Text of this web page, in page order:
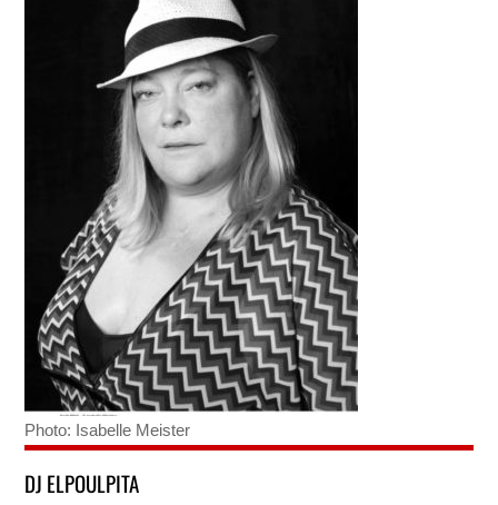
Photo: Isabelle Meister
DJ ELPOULPITA